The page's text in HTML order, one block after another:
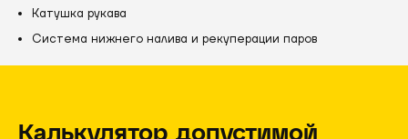
Катушка рукава
Система нижнего налива и рекуперации паров
Калькулятор допустимой